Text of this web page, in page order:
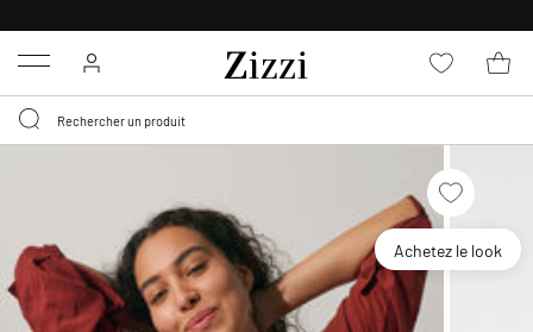
Menu
Achetez le look